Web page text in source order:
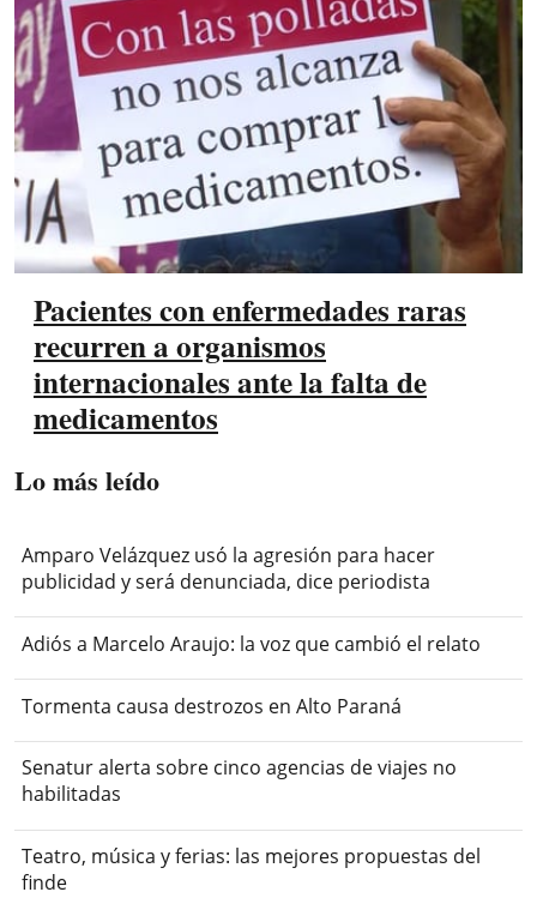
Pacientes con enfermedades raras
recurren a organismos
internacionales ante la falta de
medicamentos
Lo más leído
Amparo Velázquez usó la agresión para hacer
publicidad y será denunciada, dice periodista
Adiós a Marcelo Araujo: la voz que cambió el relato
Tormenta causa destrozos en Alto Paraná
Senatur alerta sobre cinco agencias de viajes no
habilitadas
Teatro, música y ferias: las mejores propuestas del
finde